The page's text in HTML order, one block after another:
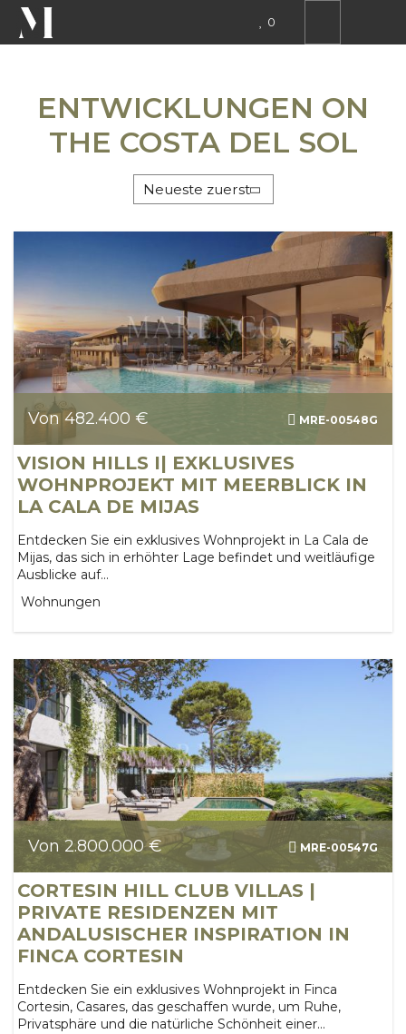
0
BEREICHE
SUCHE
ENTWICKLUNGEN ON
THE COSTA DEL SOL
Neueste zuerst
Von 482.400 € MRE-00548G
VISION HILLS I| EXKLUSIVES
WOHNPROJEKT MIT MEERBLICK IN
LA CALA DE MIJAS
Entdecken Sie ein exklusives Wohnprojekt in La Cala de
Mijas, das sich in erhöhter Lage befindet und weitläufige
Ausblicke auf...
Wohnungen
Von 2.800.000 € MRE-00547G
CORTESIN HILL CLUB VILLAS |
PRIVATE RESIDENZEN MIT
ANDALUSISCHER INSPIRATION IN
FINCA CORTESIN
Entdecken Sie ein exklusives Wohnprojekt in Finca
Cortesin, Casares, das geschaffen wurde, um Ruhe,
Privatsphäre und die natürliche Schönheit einer...